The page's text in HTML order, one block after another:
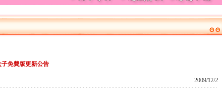
免費版更新公告
2009/12/2